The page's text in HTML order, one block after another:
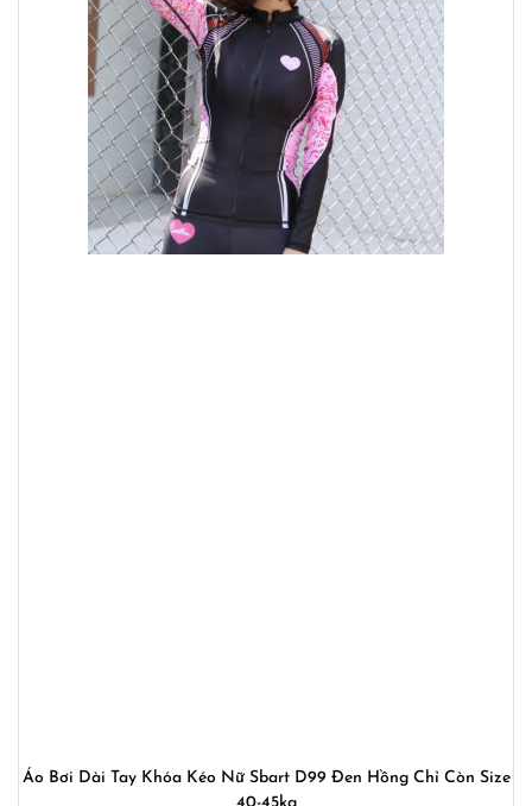
Áo Bơi Dài Tay Khóa Kéo Nữ Sbart D99 Đen Hồng Chỉ Còn Size